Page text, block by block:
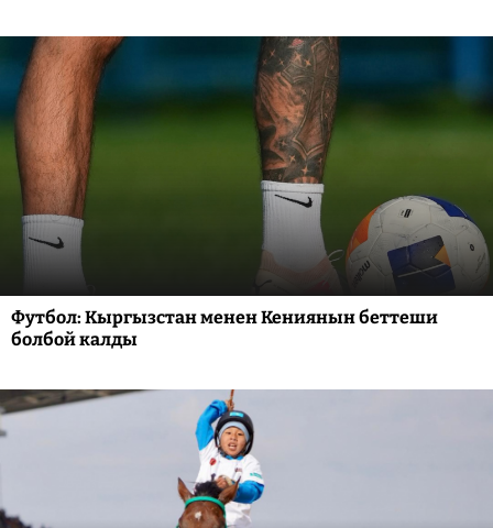
Футбол: Кыргызстан менен Кениянын беттеши
болбой калды